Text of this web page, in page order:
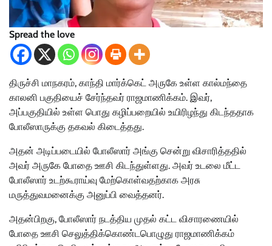
Spread the love
திருச்சி மாநகரம், காந்தி மார்க்கெட் அருகே உள்ள கால்மந்தை
காலனி பகுதியைச் சேர்ந்தவர் ராஜமாணிக்கம். இவர்,
அப்பகுதியில் உள்ள பொது கழிப்பறையில் உயிரிழந்து கிடந்ததாக
போலீஸாருக்கு தகவல் கிடைத்தது.
அதன் அடிப்படையில் போலீஸார் அங்கு சென்று விசாரித்ததில்
அவர் அருகே போதை ஊசி கிடந்துள்ளது. அவர் உடலை மீட்ட
போலீஸார் உடற்கூராய்வு மேற்கொள்வதற்காக அரசு
மருத்துவமனைக்கு அனுப்பி வைத்தனர்.
அதன்பிறகு, போலீஸார் நடத்திய முதல் கட்ட விசாரணையில்
போதை ஊசி செலுத்திக்கொண்டபொழுது ராஜமாணிக்கம்